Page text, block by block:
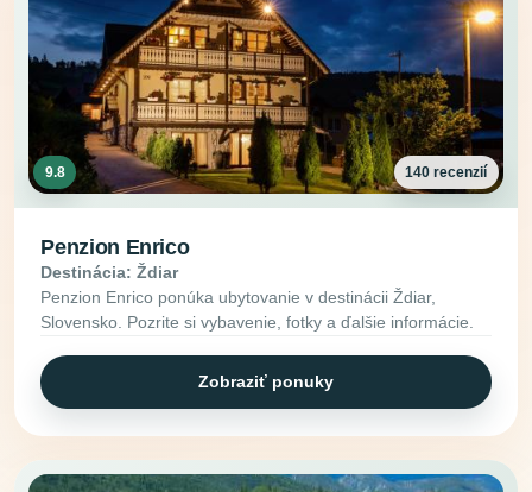
9.8 140 recenzií
Penzion Enrico
Destinácia: Ždiar
Penzion Enrico ponúka ubytovanie v destinácii Ždiar,
Slovensko. Pozrite si vybavenie, fotky a ďalšie informácie.
Zobraziť ponuky